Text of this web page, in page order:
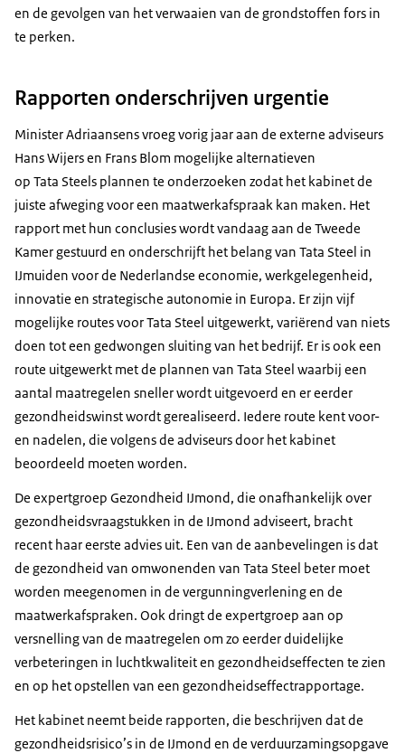
en de gevolgen van het verwaaien van de grondstoffen fors in
te perken.
Rapporten onderschrijven urgentie
Minister Adriaansens vroeg vorig jaar aan de externe adviseurs
Hans Wijers en Frans Blom mogelijke alternatieven
op Tata Steels plannen te onderzoeken zodat het kabinet de
juiste afweging voor een maatwerkafspraak kan maken. Het
rapport met hun conclusies wordt vandaag aan de Tweede
Kamer gestuurd en onderschrijft het belang van Tata Steel in
IJmuiden voor de Nederlandse economie, werkgelegenheid,
innovatie en strategische autonomie in Europa. Er zijn vijf
mogelijke routes voor Tata Steel uitgewerkt, variërend van niets
doen tot een gedwongen sluiting van het bedrijf. Er is ook een
route uitgewerkt met de plannen van Tata Steel waarbij een
aantal maatregelen sneller wordt uitgevoerd en er eerder
gezondheidswinst wordt gerealiseerd. Iedere route kent voor-
en nadelen, die volgens de adviseurs door het kabinet
beoordeeld moeten worden.
De expertgroep Gezondheid IJmond, die onafhankelijk over
gezondheidsvraagstukken in de IJmond adviseert, bracht
recent haar eerste advies uit. Een van de aanbevelingen is dat
de gezondheid van omwonenden van Tata Steel beter moet
worden meegenomen in de vergunningverlening en de
maatwerkafspraken. Ook dringt de expertgroep aan op
versnelling van de maatregelen om zo eerder duidelijke
verbeteringen in luchtkwaliteit en gezondheidseffecten te zien
en op het opstellen van een gezondheidseffectrapportage.
Het kabinet neemt beide rapporten, die beschrijven dat de
gezondheidsrisico’s in de IJmond en de verduurzamingsopgave